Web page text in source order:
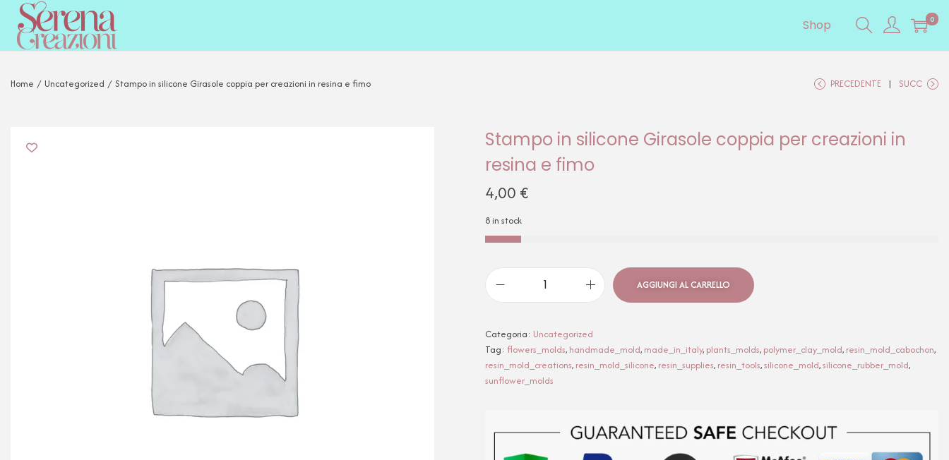
Shop 0
Home / Uncategorized / Stampo in silicone Girasole coppia per creazioni in resina e fimo PRECEDENTE SUCC
Stampo in silicone Girasole coppia per creazioni in
resina e fimo
4,00 €
8 in stock
AGGIUNGI AL CARRELLO
Categoria: Uncategorized
Tag: flowers_molds, handmade_mold, made_in_italy, plants_molds, polymer_clay_mold, resin_mold_cabochon,
resin_mold_creations, resin_mold_silicone, resin_supplies, resin_tools,silicone_mold,silicone_rubber_mold,
sunflower_molds